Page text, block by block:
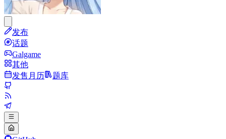
发布
话题
Galgame
其他
发售月历
题库